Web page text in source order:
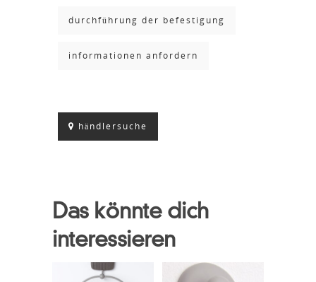
durchführung der befestigung
informationen anfordern
händlersuche
Das könnte dich
interessieren